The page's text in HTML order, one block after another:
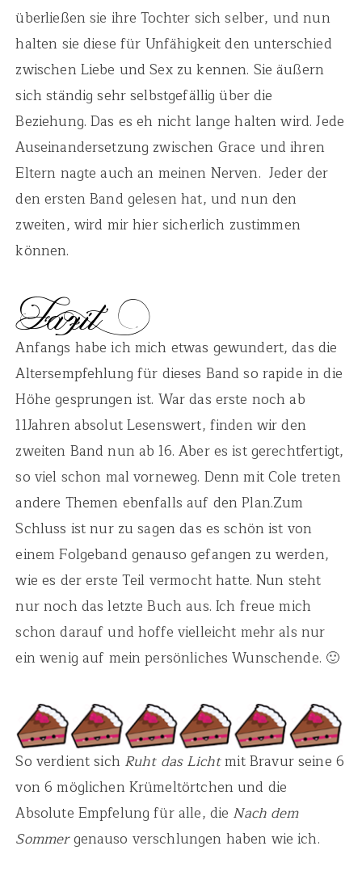
überließen sie ihre Tochter sich selber, und nun
halten sie diese für Unfähigkeit den unterschied
zwischen Liebe und Sex zu kennen. Sie äußern
sich ständig sehr selbstgefällig über die
Beziehung. Das es eh nicht lange halten wird. Jede
Auseinandersetzung zwischen Grace und ihren
Eltern nagte auch an meinen Nerven. Jeder der
den ersten Band gelesen hat, und nun den
zweiten, wird mir hier sicherlich zustimmen
können.
Anfangs habe ich mich etwas gewundert, das die
Altersempfehlung für dieses Band so rapide in die
Höhe gesprungen ist. War das erste noch ab
11Jahren absolut Lesenswert, finden wir den
zweiten Band nun ab 16. Aber es ist gerechtfertigt,
so viel schon mal vorneweg. Denn mit Cole treten
andere Themen ebenfalls auf den Plan.Zum
Schluss ist nur zu sagen das es schön ist von
einem Folgeband genauso gefangen zu werden,
wie es der erste Teil vermocht hatte. Nun steht
nur noch das letzte Buch aus. Ich freue mich
schon darauf und hoffe vielleicht mehr als nur
ein wenig auf mein persönliches Wunschende. 🙂
So verdient sich Ruht das Lichtmit Bravur seine 6
von 6 möglichen Krümeltörtchen und die
Absolute Empfelung für alle, die Nach dem
Sommergenauso verschlungen haben wie ich.